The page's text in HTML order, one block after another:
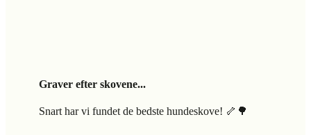
Graver efter skovene...
Snart har vi fundet de bedste hundeskove! 🦴🌳